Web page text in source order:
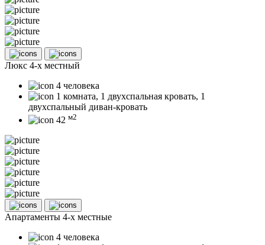
Люкс 4-х местный
4 человека
1 комната, 1 двухспальная кровать, 1
двухспальный диван-кровать
42 м2
Апартаменты 4-х местные
4 человека